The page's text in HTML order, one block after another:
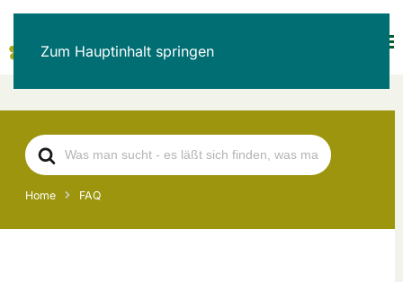
Zum Hauptinhalt springen
Search
For
Home FAQ